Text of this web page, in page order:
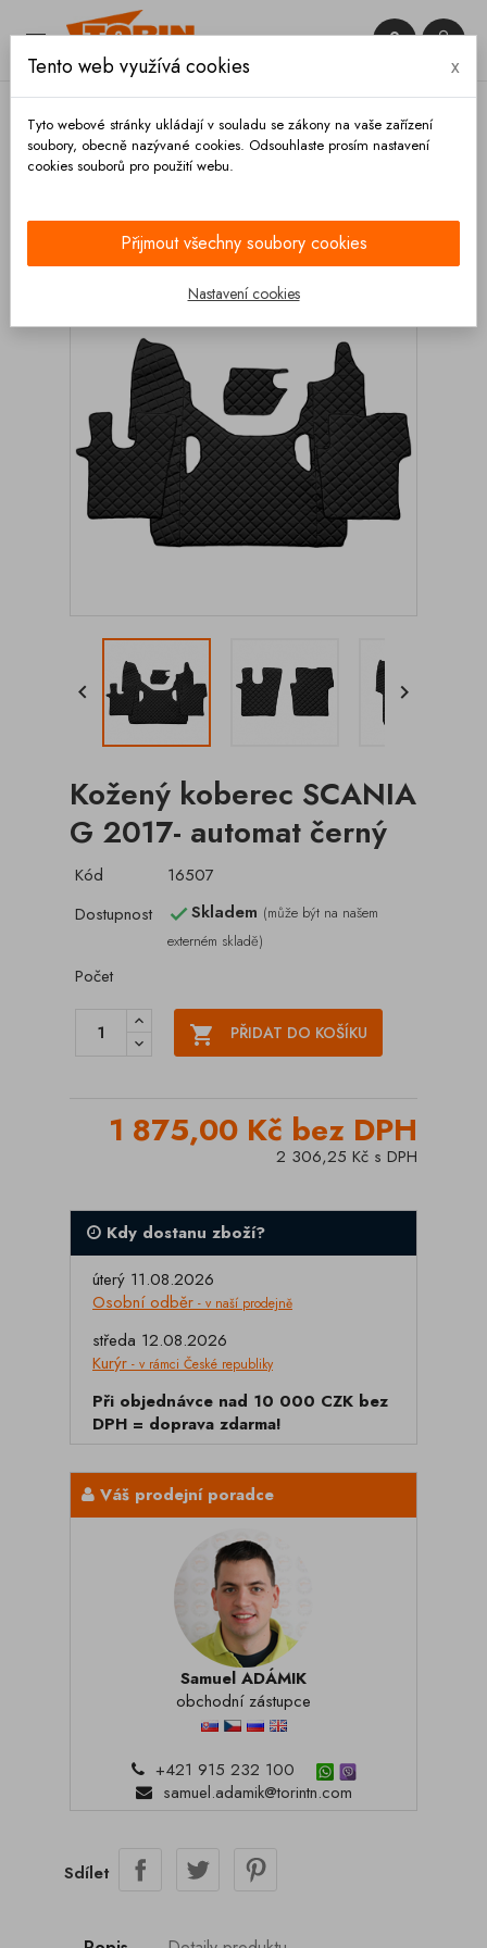
 

G 2017- automat černý
 
Kožený koberec SCANIA
G 2017- automat černý
Kód
16507
Dostupnost
Skladem (může být na našem
externém skladě)
Počet
 PŘIDAT DO KOŠÍKU
1 875,00 Kč bez DPH
2 306,25 Kč s DPH
Kdy dostanu zboží?
úterý 11.08.2026
Osobní odběr - v naší prodejně
středa 12.08.2026
Kurýr - v rámci České republiky
Při objednávce nad 10 000 CZK bez
DPH = doprava zdarma!
Váš prodejní poradce
Samuel ADÁMIK
obchodní zástupce
+421 915 232 100
samuel.adamik@torintn.com
Sdílet
Tento web využívá cookies x
Tyto webové stránky ukládají v souladu se zákony na vaše zařízení
soubory, obecně nazývané cookies. Odsouhlaste prosím nastavení
cookies souborů pro použití webu.
Přijmout všechny soubory cookies
Nastavení cookies